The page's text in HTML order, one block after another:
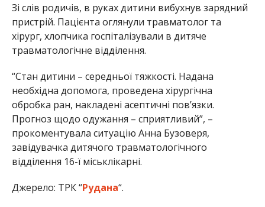
Зі слів родичів, в руках дитини вибухнув зарядний
пристрій. Пацієнта оглянули травматолог та
хірург, хлопчика госпіталізували в дитяче
травматологічне відділення.
“Стан дитини – середньої тяжкості. Надана
необхідна допомога, проведена хірургічна
обробка ран, накладені асептичні пов’язки.
Прогноз щодо одужання – сприятливий”, –
прокоментувала ситуацію Анна Бузоверя,
завідувачка дитячого травматологічного
відділення 16-ї міськлікарні.
Джерело: ТРК “Рудана“.